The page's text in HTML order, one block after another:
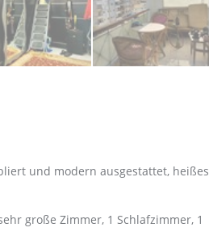
und modern ausgestattet, heißes
große Zimmer, 1 Schlafzimmer, 1